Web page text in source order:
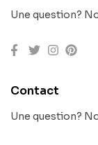
Une question?
Contact
Une question?